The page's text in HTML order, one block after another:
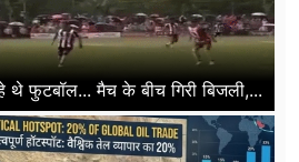
फुटबॉल... मैच के बीच गिरी बिजली,...